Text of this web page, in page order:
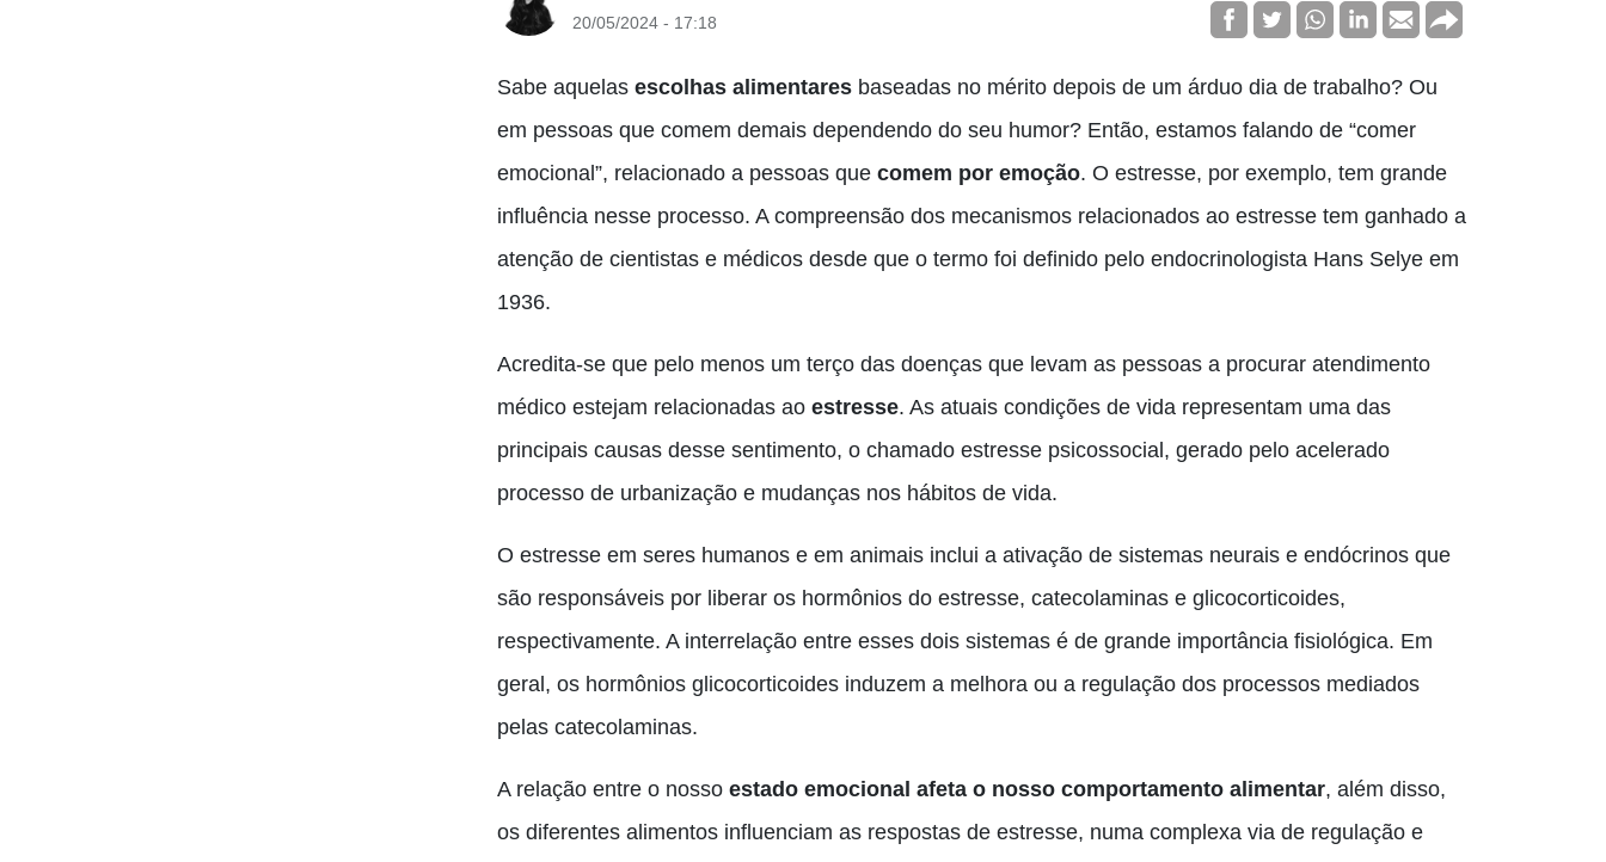
20/05/2024 - 17:18
Sabe aquelas escolhas alimentares baseadas no mérito depois de um árduo dia de trabalho? Ou
em pessoas que comem demais dependendo do seu humor? Então, estamos falando de “comer
emocional”, relacionado a pessoas que comem por emoção. O estresse, por exemplo, tem grande
influência nesse processo. A compreensão dos mecanismos relacionados ao estresse tem ganhado a
atenção de cientistas e médicos desde que o termo foi definido pelo endocrinologista Hans Selye em
1936.
Acredita-se que pelo menos um terço das doenças que levam as pessoas a procurar atendimento
médico estejam relacionadas ao estresse. As atuais condições de vida representam uma das
principais causas desse sentimento, o chamado estresse psicossocial, gerado pelo acelerado
processo de urbanização e mudanças nos hábitos de vida.
O estresse em seres humanos e em animais inclui a ativação de sistemas neurais e endócrinos que
são responsáveis por liberar os hormônios do estresse, catecolaminas e glicocorticoides,
respectivamente. A interrelação entre esses dois sistemas é de grande importância fisiológica. Em
geral, os hormônios glicocorticoides induzem a melhora ou a regulação dos processos mediados
pelas catecolaminas.
A relação entre o nosso estado emocional afeta o nosso comportamento alimentar, além disso,
os diferentes alimentos influenciam as respostas de estresse, numa complexa via de regulação e